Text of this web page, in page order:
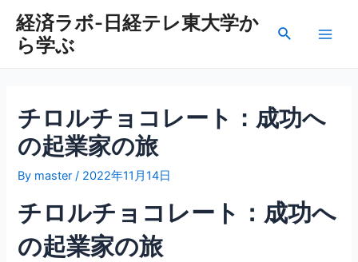
経済ラボ-日経テレ東大学か
ら学ぶ
検
チロルチョコレート：成功へ
の起業家の旅
By master / 2022年11月14日
チロルチョコレート：成功へ
の起業家の旅